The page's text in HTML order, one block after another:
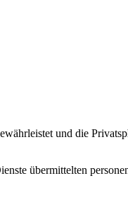
und die
übermittelten